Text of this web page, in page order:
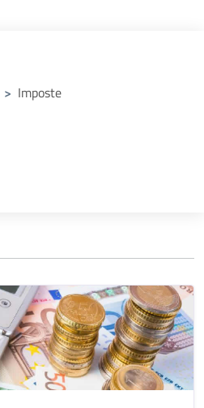
> Imposte